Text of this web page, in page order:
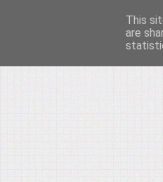
Το
This
are